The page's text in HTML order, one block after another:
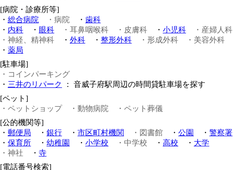
[病院・診療所等]
・ 総合病院 ・病院 ・ 歯科
・ 内科 ・ 眼科 ・耳鼻咽喉科 ・皮膚科 ・ 小児科 ・産婦人科
・神経、精神科 ・ 外科 ・ 整形外科 ・形成外科
・美容外科
・ 薬局
[駐車場]
・コインパーキング
・ 三井のリパーク
： 音威子府駅周辺の時間貸駐車場を探す
[ペット]
・ペットショップ
・動物病院
・ペット葬儀
[公的機関等]
・ 郵便局 ・ 銀行 ・ 市区町村機関 ・図書館 ・ 公園 ・ 警察署
・ 保育所 ・ 幼稚園 ・ 小学校 ・中学校 ・ 高校 ・ 大学
・神社 ・ 寺
[電話番号検索]